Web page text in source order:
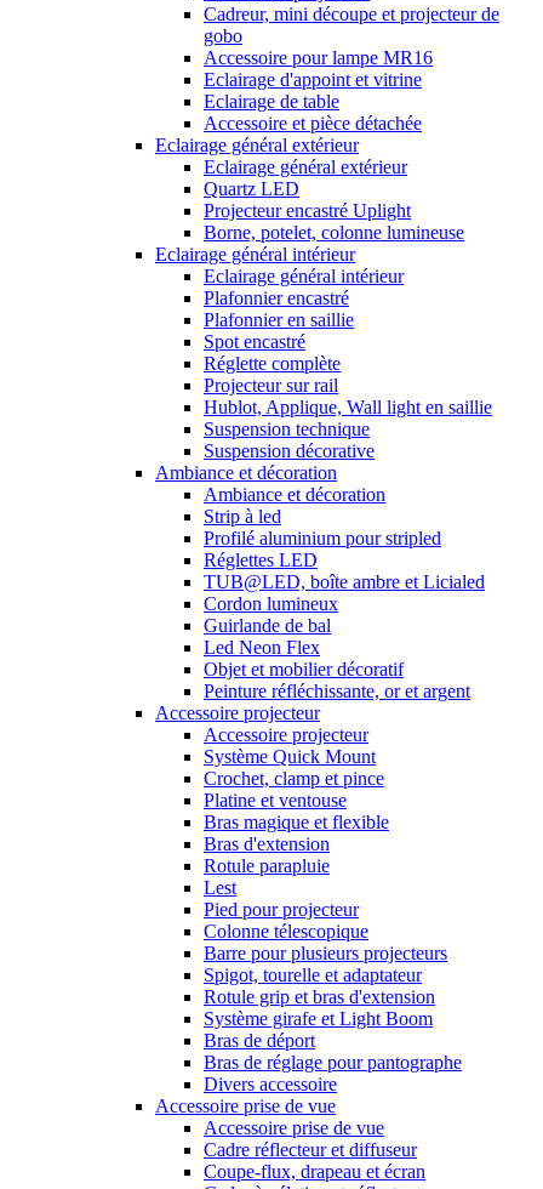
Cadreur, mini découpe et projecteur de
gobo
Accessoire pour lampe MR16
Eclairage d'appoint et vitrine
Eclairage de table
Accessoire et pièce détachée
Eclairage général extérieur
Eclairage général extérieur
Quartz LED
Projecteur encastré Uplight
Borne, potelet, colonne lumineuse
Eclairage général intérieur
Eclairage général intérieur
Plafonnier encastré
Plafonnier en saillie
Spot encastré
Réglette complète
Projecteur sur rail
Hublot, Applique, Wall light en saillie
Suspension technique
Suspension décorative
Ambiance et décoration
Ambiance et décoration
Strip à led
Profilé aluminium pour stripled
Réglettes LED
TUB@LED, boîte ambre et Licialed
Cordon lumineux
Guirlande de bal
Led Neon Flex
Objet et mobilier décoratif
Peinture réfléchissante, or et argent
Accessoire projecteur
Accessoire projecteur
Système Quick Mount
Crochet, clamp et pince
Platine et ventouse
Bras magique et flexible
Bras d'extension
Rotule parapluie
Lest
Pied pour projecteur
Colonne télescopique
Barre pour plusieurs projecteurs
Spigot, tourelle et adaptateur
Rotule grip et bras d'extension
Système girafe et Light Boom
Bras de déport
Bras de réglage pour pantographe
Divers accessoire
Accessoire prise de vue
Accessoire prise de vue
Cadre réflecteur et diffuseur
Coupe-flux, drapeau et écran